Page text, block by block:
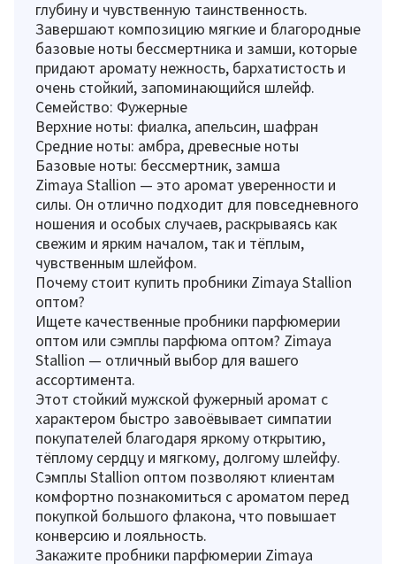
глубину и чувственную таинственность.
Завершают композицию мягкие и благородные
базовые ноты бессмертника и замши, которые
придают аромату нежность, бархатистость и
очень стойкий, запоминающийся шлейф.
Семейство: Фужерные
Верхние ноты: фиалка, апельсин, шафран
Средние ноты: амбра, древесные ноты
Базовые ноты: бессмертник, замша
Zimaya Stallion — это аромат уверенности и
силы. Он отлично подходит для повседневного
ношения и особых случаев, раскрываясь как
свежим и ярким началом, так и тёплым,
чувственным шлейфом.
Почему стоит купить пробники Zimaya Stallion
оптом?
Ищете качественные пробники парфюмерии
оптом или сэмплы парфюма оптом? Zimaya
Stallion — отличный выбор для вашего
ассортимента.
Этот стойкий мужской фужерный аромат с
характером быстро завоёвывает симпатии
покупателей благодаря яркому открытию,
тёплому сердцу и мягкому, долгому шлейфу.
Сэмплы Stallion оптом позволяют клиентам
комфортно познакомиться с ароматом перед
покупкой большого флакона, что повышает
конверсию и лояльность.
Закажите пробники парфюмерии Zimaya